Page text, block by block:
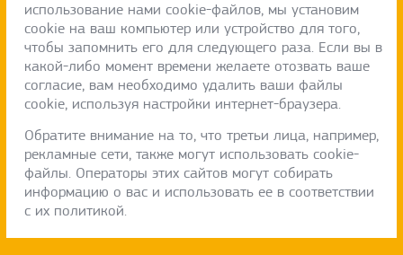
использование нами cookie-файлов, мы установим
cookie на ваш компьютер или устройство для того,
чтобы запомнить его для следующего раза. Если вы в
какой-либо момент времени желаете отозвать ваше
согласие, вам необходимо удалить ваши файлы
cookie, используя настройки интернет-браузера.
Обратите внимание на то, что третьи лица, например,
рекламные сети, также могут использовать cookie-
файлы. Операторы этих сайтов могут собирать
информацию о вас и использовать ее в соответствии
с их политикой.